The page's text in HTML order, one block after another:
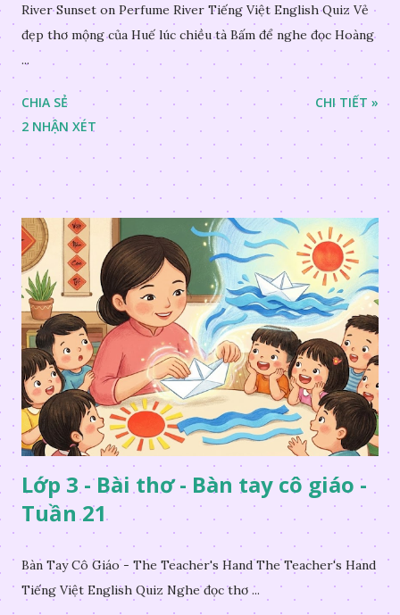
River Sunset on Perfume River Tiếng Việt English Quiz Vẻ
đẹp thơ mộng của Huế lúc chiều tà Bấm để nghe đọc Hoàng
...
CHIA SẺ
2 NHẬN XÉT
CHI TIẾT »
Lớp 3 - Bài thơ - Bàn tay cô giáo -
Tuần 21
Bàn Tay Cô Giáo - The Teacher's Hand The Teacher's Hand
Tiếng Việt English Quiz Nghe đọc thơ ...